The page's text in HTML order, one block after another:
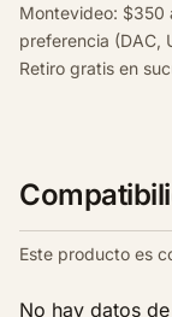
Montevideo: $350
preferencia (DAC,
Retiro gratis en
Este producto es
No hay datos